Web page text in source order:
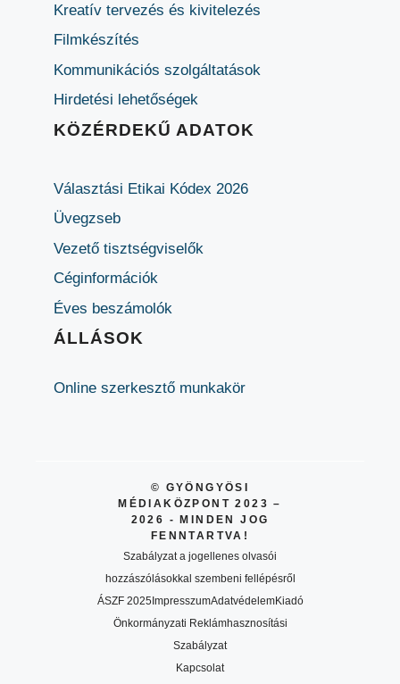
Kreatív tervezés és kivitelezés
Filmkészítés
Kommunikációs szolgáltatások
Hirdetési lehetőségek
KÖZÉRDEKŰ ADATOK
Választási Etikai Kódex 2026
Üvegzseb
Vezető tisztségviselők
Céginformációk
Éves beszámolók
ÁLLÁSOK
Online szerkesztő munkakör
© GYÖNGYÖSI
MÉDIAKÖZPONT 2023 –
2026 - MINDEN JOG
FENNTARTVA!
Szabályzat a jogellenes olvasói
hozzászólásokkal szembeni fellépésről
ÁSZF 2025ImpresszumAdatvédelemKiadó
Önkormányzati Reklámhasznosítási
Szabályzat
Kapcsolat